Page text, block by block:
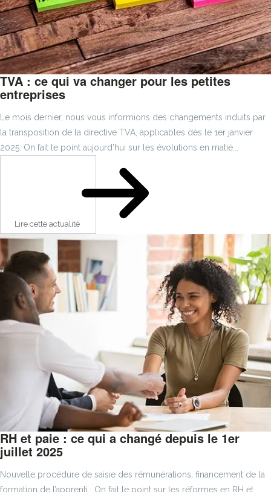
TVA : ce qui va changer pour les petites
entreprises
Le mois dernier, nous vous informions des changements induits par
la transposition de la directive TVA, applicables dès le 1er janvier
2025. On fait le point aujourd’hui sur les évolutions en matiè...
Lire cette actualité
RH et paie : ce qui a changé depuis le 1er
juillet 2025
Nouvelle procédure de saisie des rémunérations, financement de la
formation de l’apprenti… On fait le point sur les réformes en RH et